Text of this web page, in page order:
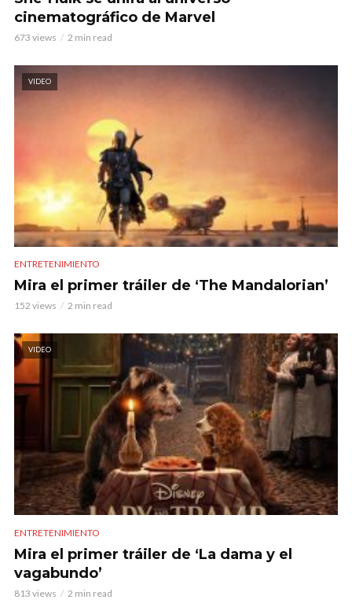
cinematográfico de Marvel
673 views 2 min read
VIDEO
ENTRETENIMIENTO
Mira el primer tráiler de ‘The Mandalorian’
152 views 2 min read
VIDEO
ENTRETENIMIENTO
Mira el primer tráiler de ‘La dama y el
vagabundo’
813 views 2 min read